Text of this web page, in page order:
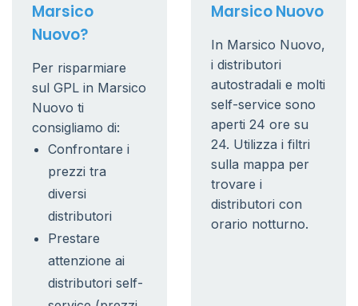
Marsico
Nuovo?
Per risparmiare
sul GPL in Marsico
Nuovo ti
consigliamo di:
Confrontare i
prezzi tra
diversi
distributori
Prestare
attenzione ai
distributori self-
Marsico Nuovo
In Marsico Nuovo,
i distributori
autostradali e molti
self-service sono
aperti 24 ore su
24. Utilizza i filtri
sulla mappa per
trovare i
distributori con
orario notturno.